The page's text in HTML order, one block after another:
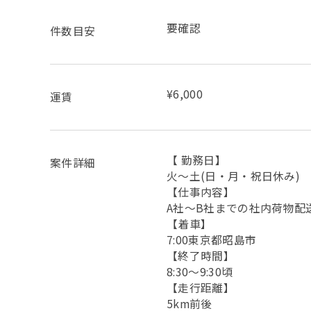
件数目安 要確認
運賃 ¥6,000
案件詳細
【 勤務日】
火〜土(日・月・祝日休み)
【仕事内容】
A社〜B社までの社内荷物配
【着車】
7:00東京都昭島市
【終了時間】
8:30〜9:30頃
【走行距離】
5km前後